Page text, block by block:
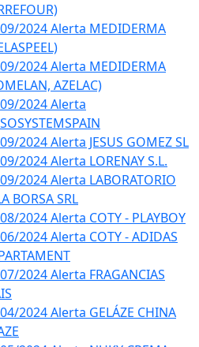
2024 Alerta MEDIDERMA
2024 Alerta MEDIDERMA
AZELAC)
2024 Alerta
2024 Alerta JESUS GOMEZ SL
2024 Alerta LORENAY S.L.
2024 Alerta LABORATORIO
BORSA SRL
2024 Alerta COTY - PLAYBOY
2024 Alerta COTY - ADIDAS
2024 Alerta FRAGANCIAS
2024 Alerta GELÁZE CHINA